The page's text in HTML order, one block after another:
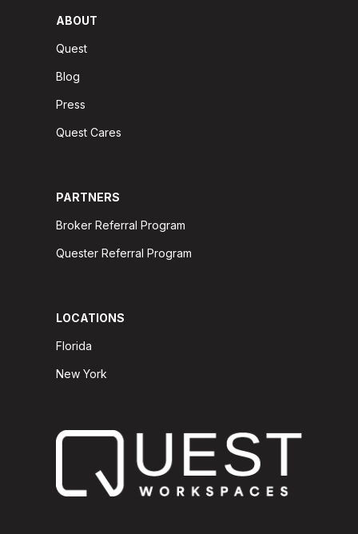
ABOUT
Quest
Blog
Press
Quest Cares
PARTNERS
Broker Referral Program
Quester Referral Program
LOCATIONS
Florida
New York